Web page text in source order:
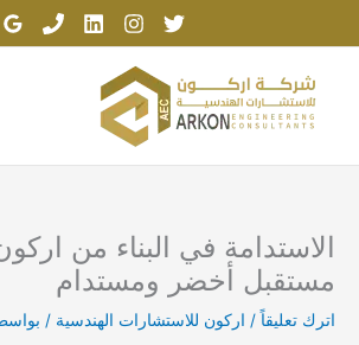
الاستدامة في البناء من
مستقبل أخضر ومستدام
اترك تعليقاً / اركون للاستشارات الهندسية /